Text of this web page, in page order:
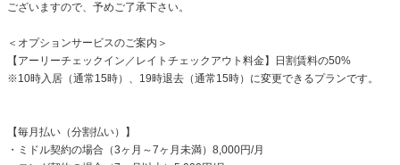
ございますので、予めご了承下さい。
＜オプションサービスのご案内＞
【アーリーチェックイン／レイトチェックアウト料金】日割賃料の50%
※10時入居（通常15時）、19時退去（通常15時）に変更できるプランです。
【毎月払い（分割払い）】
・ミドル契約の場合（3ヶ月～7ヶ月未満）8,000円/月